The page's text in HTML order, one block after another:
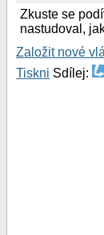
Zkuste se
nastudoval,
Založit nové
Tiskni Sdílej: